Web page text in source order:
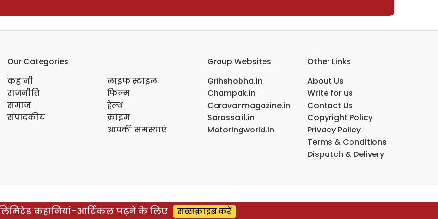
Our Categories
कहानी
राजनीति
समाज
संपादकीय
लाइफ स्टाइल
फिल्म
हेल्थ
क्राइम
आपकी समस्याएं
Group Websites
Grihshobha.in
Champak.in
Caravanmagazine.in
Sarassalil.in
Motoringworld.in
Other Links
About Us
Write for us
Contact Us
Copyright Policy
Privacy Policy
Terms & Conditions
Dispatch & Delivery
कहानियां-आर्टिकल पढ़ने के लिए सब्सक्राइब करें